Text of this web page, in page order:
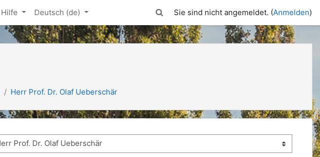
Hilfe Deutsch ‎(de)‎ Sucheingabe umschalten
Sie sind nicht angemeldet. (Anmelden)
Herr Prof. Dr. Olaf Ueberschär